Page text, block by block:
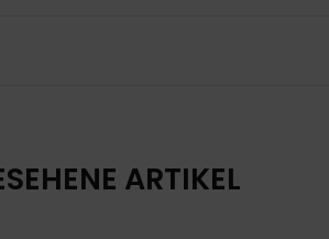
ARTIKEL